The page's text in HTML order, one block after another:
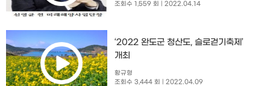
조회수 1,559 회
| 2022.04.14
‘2022 완도군 청산도, 슬로걷기축제’
개최
황규형
조회수 3,444 회
| 2022.04.09